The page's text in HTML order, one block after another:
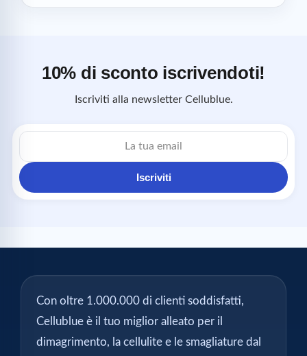
10% di sconto iscrivendoti!
Iscriviti alla newsletter Cellublue.
Indirizzo
email
Iscriviti
Con oltre 1.000.000 di clienti soddisfatti,
Cellublue è il tuo miglior alleato per il
dimagrimento, la cellulite e le smagliature dal